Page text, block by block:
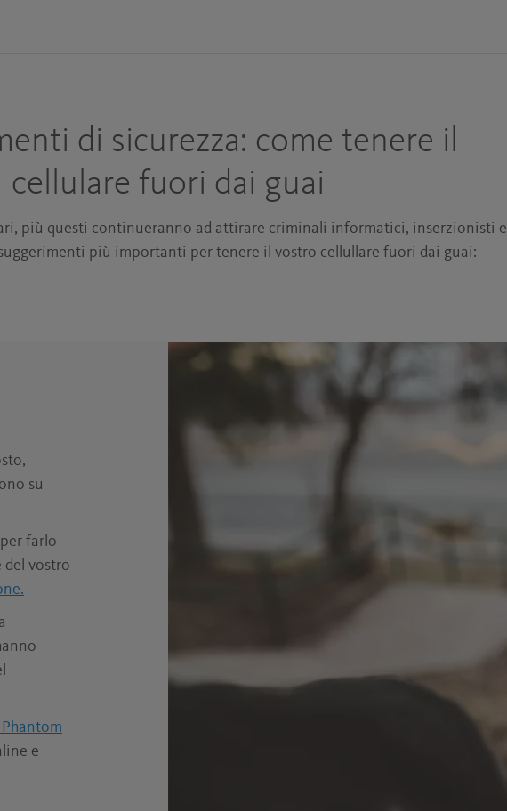
di sicurezza: come tenere il
cellulare fuori dai guai
più questi continueranno ad attirare criminali informatici, inserzionisti e
più importanti per tenere il vostro cellullare fuori dai guai:
su
farlo
vostro
e